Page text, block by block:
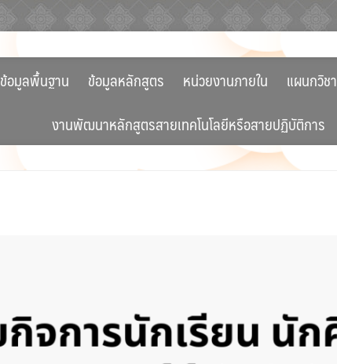
ข้อมูลพื้นฐาน ข้อมูลหลักสูตร หน่วยงานภายใน แผนกวิชา
งานพัฒนาหลักสูตรสายเทคโนโลยีหรือสายปฏิบัติการ